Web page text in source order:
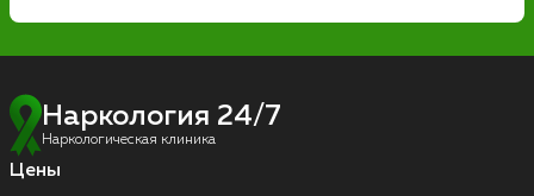
Наркология 24/7
Наркологическая клиника
Цены